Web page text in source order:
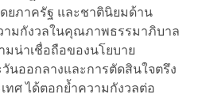
ยภาครัฐ และชาตินิยมด้าน
ามกังวลในคุณภาพธรรมาภิบาล
มน่าเชื่อถือของนโยบาย
ออกลางและการตัดสินใจตรึง
ทศ ได้ตอกย้ำความกังวลต่อ